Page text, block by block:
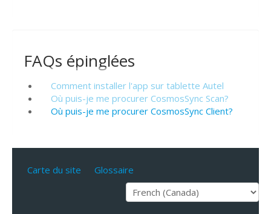
FAQs épinglées
Comment installer l'app sur tablette Autel
Où puis-je me procurer CosmosSync Scan?
Où puis-je me procurer CosmosSync Client?
Carte du site Glossaire